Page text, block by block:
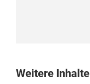
Weitere Inhalte